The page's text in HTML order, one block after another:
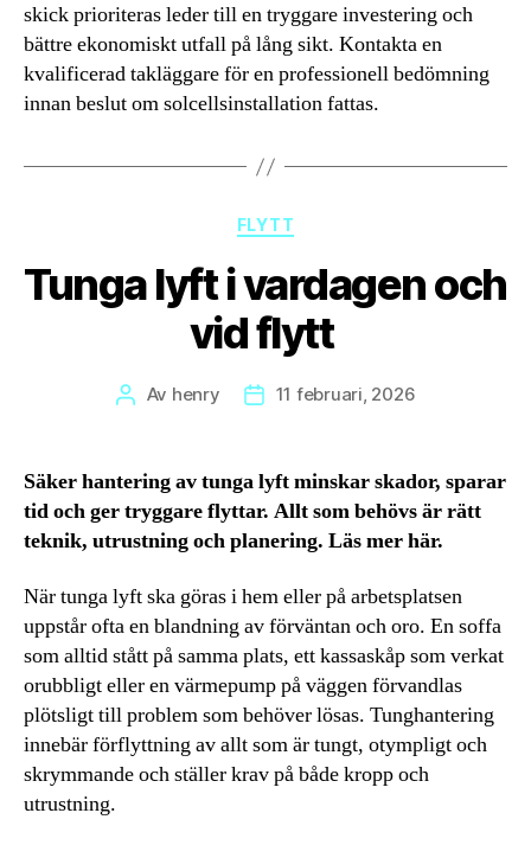
skick prioriteras leder till en tryggare investering och
bättre ekonomiskt utfall på lång sikt. Kontakta en
kvalificerad takläggare för en professionell bedömning
innan beslut om solcellsinstallation fattas.
Kategorier
FLYTT
Tunga lyft i vardagen och
vid flytt
Inläggsförfattare
Av henry Inläggsdatum
11 februari, 2026
Säker hantering av tunga lyft minskar skador, sparar
tid och ger tryggare flyttar. Allt som behövs är rätt
teknik, utrustning och planering. Läs mer här.
När tunga lyft ska göras i hem eller på arbetsplatsen
uppstår ofta en blandning av förväntan och oro. En soffa
som alltid stått på samma plats, ett kassaskåp som verkat
orubbligt eller en värmepump på väggen förvandlas
plötsligt till problem som behöver lösas. Tunghantering
innebär förflyttning av allt som är tungt, otympligt och
skrymmande och ställer krav på både kropp och
utrustning.